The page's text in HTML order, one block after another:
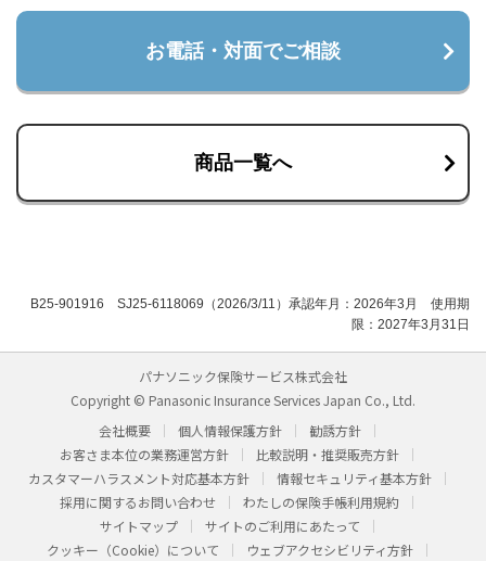
お電話・対面でご相談
商品一覧へ
B25-901916 SJ25-6118069（2026/3/11）承認年月：2026年3月 使用期
限：2027年3月31日
パナソニック保険サービス株式会社
Copyright © Panasonic Insurance Services Japan Co., Ltd.
会社概要
個人情報保護方針
勧誘方針
お客さま本位の業務運営方針
比較説明・推奨販売方針
カスタマーハラスメント対応基本方針
情報セキュリティ基本方針
採用に関するお問い合わせ
わたしの保険手帳利用規約
サイトマップ
サイトのご利用にあたって
クッキー（Cookie）について
ウェブアクセシビリティ方針